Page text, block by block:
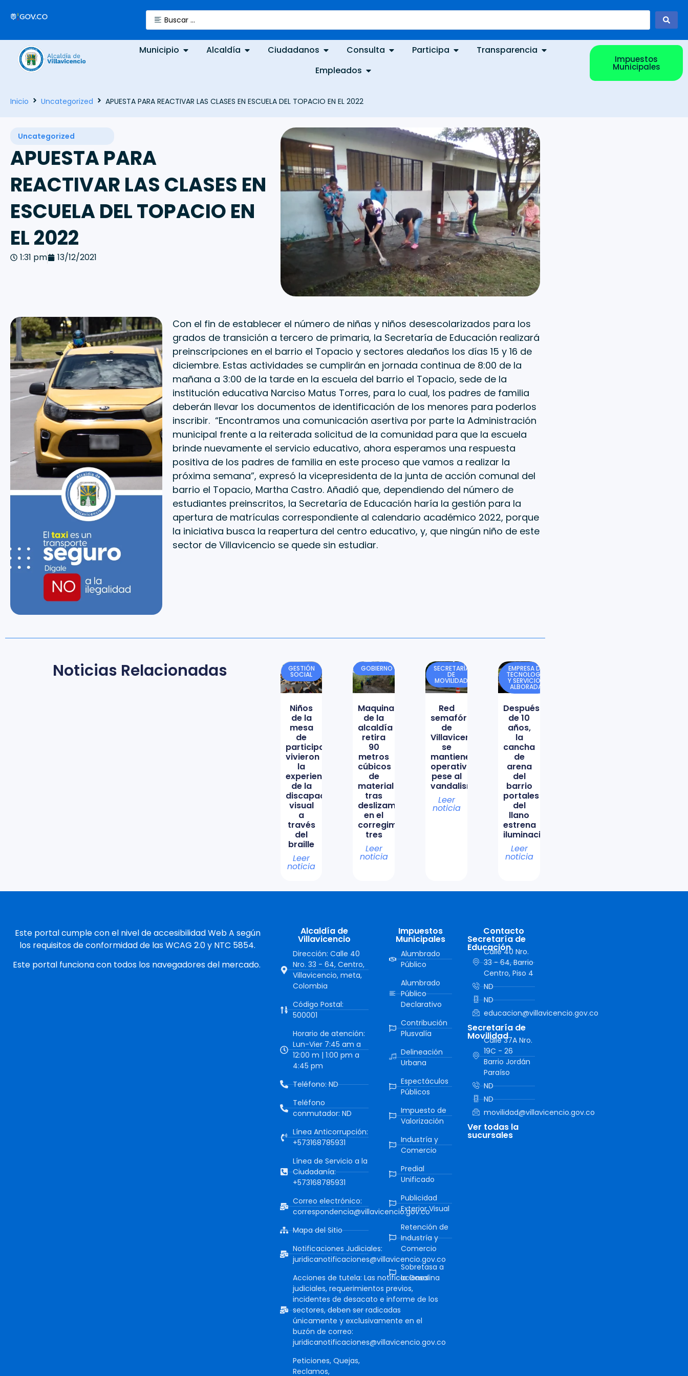
Municipio Alcaldía Ciudadanos Consulta Participa
Transparencia
Empleados
Impuestos
Municipales
Inicio Uncategorized APUESTA PARA REACTIVAR LAS CLASES EN ESCUELA DEL TOPACIO EN EL 2022
Uncategorized
APUESTA PARA
REACTIVAR LAS CLASES EN
ESCUELA DEL TOPACIO EN
EL 2022
1:31 pm 13/12/2021
Con el fin de establecer el número de niñas y niños desescolarizados para los
grados de transición a tercero de primaria, la Secretaría de Educación realizará
preinscripciones en el barrio el Topacio y sectores aledaños los días 15 y 16 de
diciembre. Estas actividades se cumplirán en jornada continua de 8:00 de la
mañana a 3:00 de la tarde en la escuela del barrio el Topacio, sede de la
institución educativa Narciso Matus Torres, para lo cual, los padres de familia
deberán llevar los documentos de identificación de los menores para poderlos
inscribir. “Encontramos una comunicación asertiva por parte la Administración
municipal frente a la reiterada solicitud de la comunidad para que la escuela
brinde nuevamente el servicio educativo, ahora esperamos una respuesta
positiva de los padres de familia en este proceso que vamos a realizar la
próxima semana”, expresó la vicepresidenta de la junta de acción comunal del
barrio el Topacio, Martha Castro. Añadió que, dependiendo del número de
estudiantes preinscritos, la Secretaría de Educación haría la gestión para la
apertura de matrículas correspondiente al calendario académico 2022, porque
la iniciativa busca la reapertura del centro educativo, y, que ningún niño de este
sector de Villavicencio se quede sin estudiar.
Noticias Relacionadas GESTIÓN
SOCIAL
Niños
de la
mesa
de
participación
vivieron
la
experiencia
de la
discapacidad
visual
a
través
del
braille
Leer
noticia
GOBIERNO
Maquinaria
de la
alcaldía
retira
90
metros
cúbicos
de
material
tras
deslizamiento
en el
corregimiento
tres
Leer
noticia
SECRETARÍA
DE
MOVILIDAD
Red
semafórica
de
Villavicencio
se
mantiene
operativa
pese al
vandalismo
Leer
noticia
EMPRESA DE
TECNOLOGÍA
Y SERVICIOS
ALBORADA
Después
de 10
años,
la
cancha
de
arena
del
barrio
portales
del
llano
estrena
iluminación
Leer
noticia
Este portal cumple con el nivel de accesibilidad Web A según
los requisitos de conformidad de las WCAG 2.0 y NTC 5854.
Este portal funciona con todos los navegadores del mercado.
Alcaldía de
Villavicencio
Dirección: Calle 40
Nro. 33 - 64, Centro,
Villavicencio, meta,
Colombia
Código Postal:
500001
Horario de atención:
Lun-Vier 7:45 am a
12:00 m | 1:00 pm a
4:45 pm
Teléfono: ND
Teléfono
conmutador: ND
Línea Anticorrupción:
+573168785931
Línea de Servicio a la
Ciudadanía:
+573168785931
Correo electrónico:
correspondencia@villavicencio.gov.co
Mapa del Sitio
Notificaciones Judiciales:
juridicanotificaciones@villavicencio.gov.co
Acciones de tutela: Las notificaciones
judiciales, requerimientos previos,
incidentes de desacato e informe de los
sectores, deben ser radicadas
únicamente y exclusivamente en el
buzón de correo:
juridicanotificaciones@villavicencio.gov.co
Peticiones, Quejas,
Reclamos,
Impuestos
Municipales
Alumbrado
Público
Alumbrado
Público
Declarativo
Contribución
Plusvalía
Delineación
Urbana
Espectáculos
Públicos
Impuesto de
Valorización
Industría y
Comercio
Predial
Unificado
Publicidad
Exterior Visual
Retención de
Industría y
Comercio
Sobretasa a
la Gasolina
Contacto
Secretaría de
Educación
Calle 40 Nro.
33 - 64, Barrio
Centro, Piso 4
ND
ND
educacion@villavicencio.gov.co
Secretaría de
Movilidad
Calle 37A Nro.
19C - 26
Barrio Jordán
Paraíso
ND
ND
movilidad@villavicencio.gov.co
Ver todas la
sucursales